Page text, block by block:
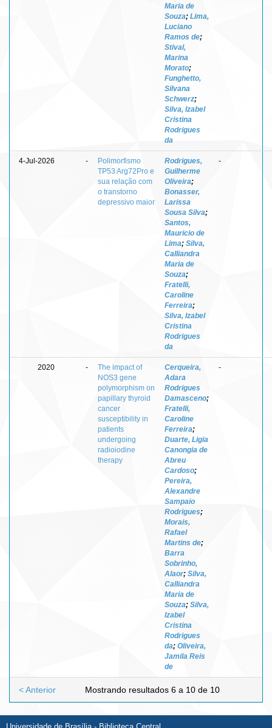
Maria de
Souza; Lima,
Luciano
Ramos de;
Stival,
Marina
Morato;
Funghetto,
Silvana
Schwerz;
Silva, Izabel
Cristina
Rodrigues
da
4-Jul-2026 -
Polimorfismo
TP53 Arg72Pro e
sua relação com
o transtorno
depressivo maior
Rodrigues,
Guilherme
Oliveira;
Bonasser,
Larissa
Sousa Silva;
Santos,
Mauricio de
Lima; Silva,
Calliandra
Maria de
Souza;
Fratelli,
Caroline
Ferreira;
Silva, Izabel
Cristina
Rodrigues
da
-
2020 -
The impact of
NOS3 gene
polymorphism on
papillary thyroid
cancer
susceptibility in
patients
undergoing
radioiodine
therapy
Cerqueira,
Adara
Rodrigues
Damasceno;
Fratelli,
Caroline
Ferreira;
Duarte, Ligia
Canongia de
Abreu
Cardoso;
Pereira,
Alexandre
Sampaio
Rodrigues;
Morais,
Rafael
Martins de;
Barra
Sobrinho,
Alaor; Silva,
Calliandra
Maria de
Souza; Silva,
Izabel
Cristina
Rodrigues
da; Oliveira,
Jamila Reis
de
-
Mostrando resultados 6 a 10 de 10
< Anterior
Universidade de Brasília - Biblioteca Central